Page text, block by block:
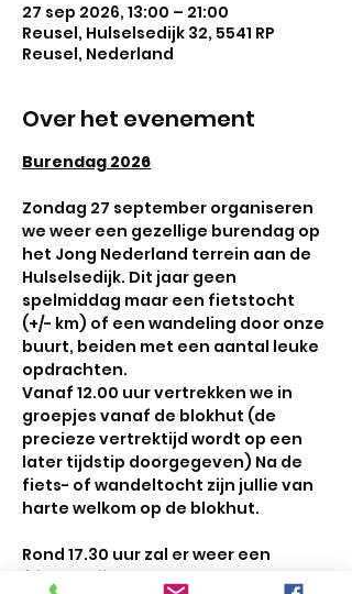
27 sep 2026, 13:00 – 21:00
Reusel, Hulselsedijk 32, 5541 RP
Reusel, Nederland
Over het evenement
Burendag 2026
Zondag 27 september organiseren
we weer een gezellige burendag op
het Jong Nederland terrein aan de
Hulselsedijk. Dit jaar geen
spelmiddag maar een fietstocht
(+/- km) of een wandeling door onze
buurt, beiden met een aantal leuke
opdrachten.
Vanaf 12.00 uur vertrekken we in
groepjes vanaf de blokhut (de
precieze vertrektijd wordt op een
later tijdstip doorgegeven) Na de
fiets- of wandeltocht zijn jullie van
harte welkom op de blokhut.
Rond 17.30 uur zal er weer een
frietkar zijn waar we lekker kunnen